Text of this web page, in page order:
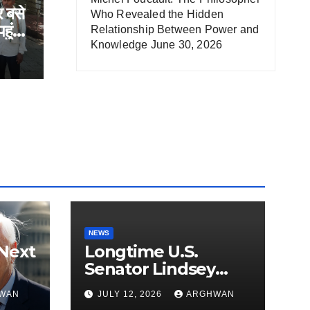
बसे
Who Revealed the Hidden
Relationship Between Power and
Knowledge June 30, 2026
NEWS
Longtime U.S.
Senator Lindsey
Graham Passes
Away at 71
JULY 12, 2026 ARGHWAN